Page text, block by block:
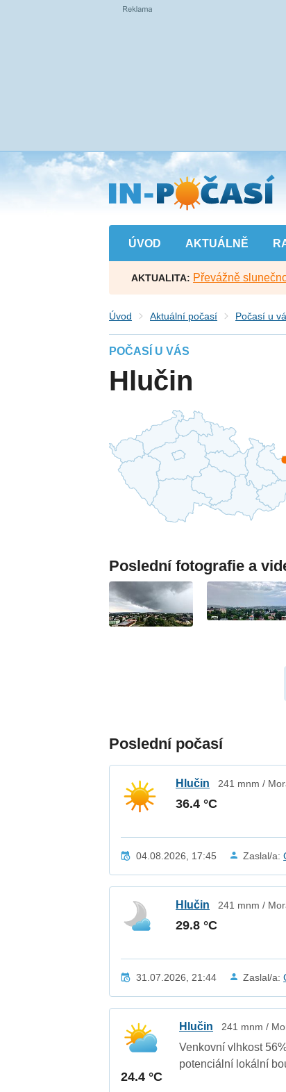
Přejít
na
hlavní
obsah
ÚVOD AKTUÁLNĚ
AKTUALITA: Převážně
Úvod Aktuální počasí Počasí u
POČASÍ U VÁS
Hlučin
Poslední fotografie a
Poslední počasí
Hlučin 241 mnm /
36.4 °C
04.08.2026, 17:45 Zaslal/a:
Hlučin 241 mnm /
29.8 °C
31.07.2026, 21:44 Zaslal/a:
24.4 °C
Hlučin 241 mnm /
Venkovní vlhkost
potenciální lokální